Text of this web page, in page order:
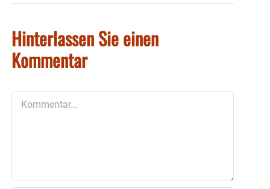
Hinterlassen Sie einen
Kommentar